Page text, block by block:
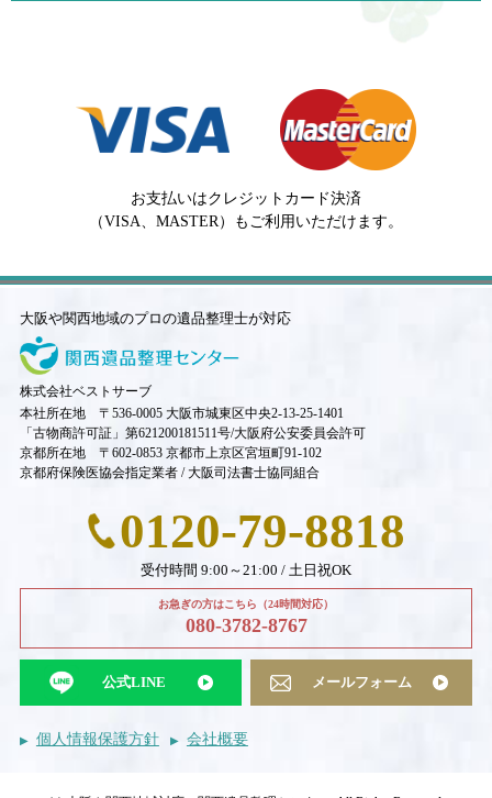
お支払いはクレジットカード決済
（VISA、MASTER）もご利用いただけます。
大阪や関西地域のプロの遺品整理士が対応
株式会社ベストサーブ
本社所在地 〒536-0005 大阪市城東区中央2-13-25-1401
「古物商許可証」第621200181511号/大阪府公安委員会許可
京都所在地 〒602-0853 京都市上京区宮垣町91-102
京都府保険医協会指定業者 / 大阪司法書士協同組合
0120-79-8818
受付時間 9:00～21:00 / 土日祝OK
お急ぎの方はこちら（24時間対応）
080-3782-8767
公式LINE メールフォーム
個人情報保護方針 会社概要